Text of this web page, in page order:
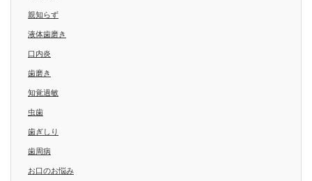
親知らず
液体歯磨き
口内炎
歯磨き
知覚過敏
虫歯
歯ぎしり
歯周病
お口のお悩み